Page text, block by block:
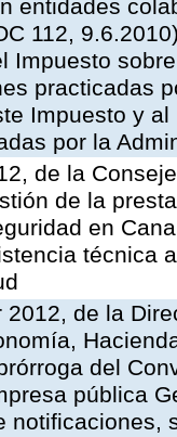
entidades
112,
Impuesto
practicadas
Impuesto y
por la
de la
de la
en
técnica
2012, de la
del
pública
notificaciones,